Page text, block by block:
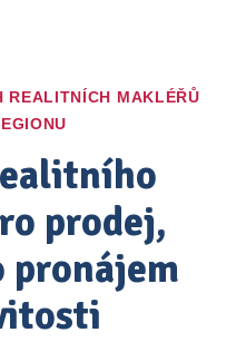
REALITNÍCH MAKLÉŘŮ
prodej,
pronájem